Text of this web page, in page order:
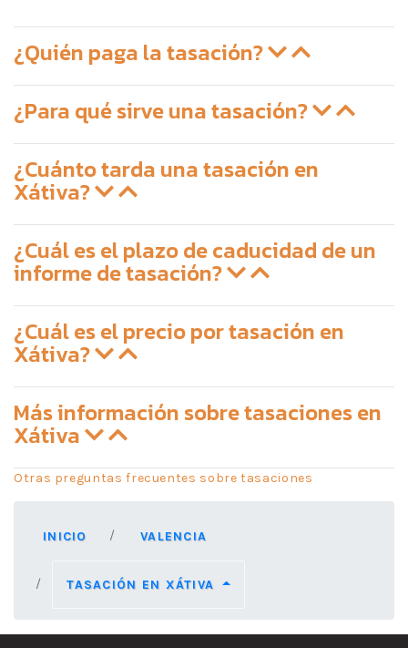
¿Quién paga la tasación?
¿Para qué sirve una tasación?
¿Cuánto tarda una tasación en
Xátiva?
¿Cuál es el plazo de caducidad de un
informe de tasación?
¿Cuál es el precio por tasación en
Xátiva?
Más información sobre tasaciones en
Xátiva
Otras preguntas frecuentes sobre tasaciones
INICIO VALENCIA
TASACIÓN EN XÁTIVA